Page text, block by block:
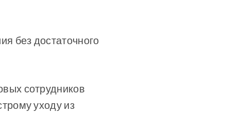
без достаточного
сотрудников
уходу из